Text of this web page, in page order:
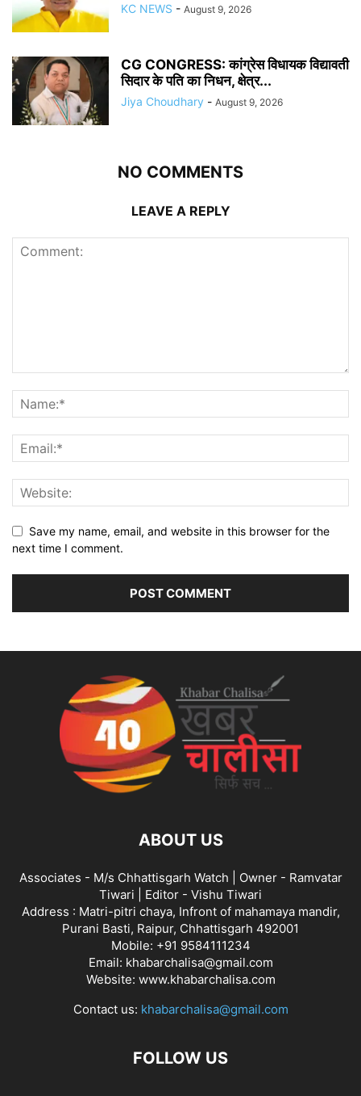
KC NEWS - August 9, 2026
CG CONGRESS: कांग्रेस विधायक विद्यावती
सिदार के पति का निधन, क्षेत्र...
Jiya Choudhary - August 9, 2026
NO COMMENTS
LEAVE A REPLY
Save my name, email, and website in this browser for the
next time I comment.
ABOUT US
Associates - M/s Chhattisgarh Watch | Owner - Ramvatar
Tiwari | Editor - Vishu Tiwari
Address : Matri-pitri chaya, Infront of mahamaya mandir,
Purani Basti, Raipur, Chhattisgarh 492001
Mobile: +91 9584111234
Email: khabarchalisa@gmail.com
Website: www.khabarchalisa.com
Contact us: khabarchalisa@gmail.com
FOLLOW US